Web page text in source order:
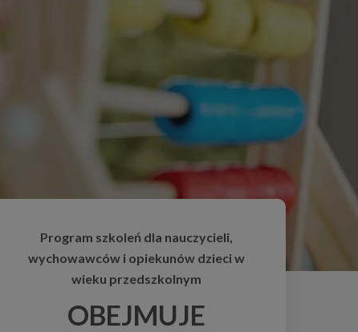
Program szkoleń dla nauczycieli,
wychowawców i opiekunów dzieci w
wieku przedszkolnym
OBEJMUJE